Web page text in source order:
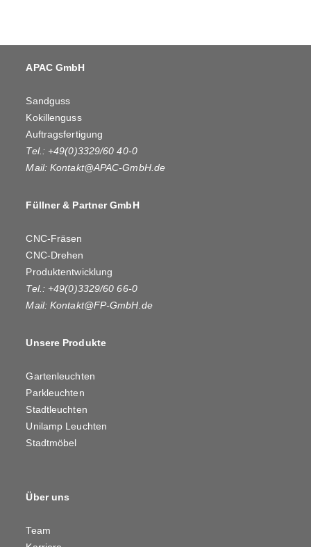
APAC GmbH
Sandguss
Kokillenguss
Auftragsfertigung
Tel.: +49(0)3329/60 40-0
Mail:Kontakt@APAC-GmbH.de
Füllner & Partner GmbH
CNC-Fräsen
CNC-Drehen
Produktentwicklung
Tel.: +49(0)3329/60 66-0
Mail:Kontakt@FP-GmbH.de
Unsere Produkte
Gartenleuchten
Parkleuchten
Stadtleuchten
Unilamp Leuchten
Stadtmöbel
Über uns
Team